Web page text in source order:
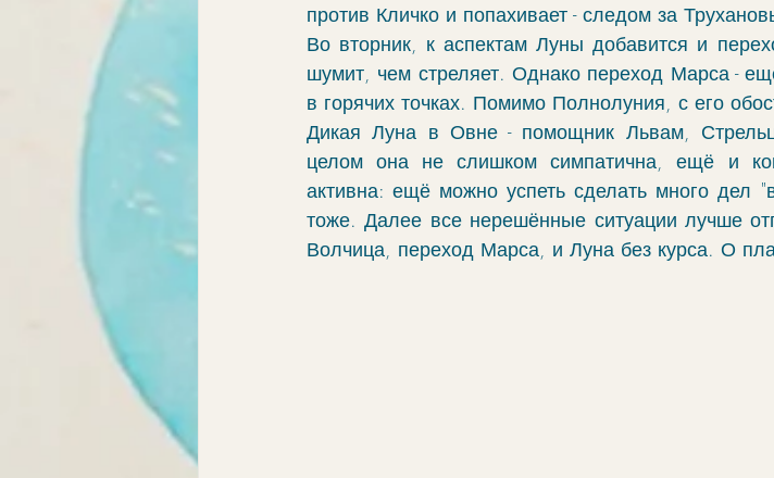
против Кличко и попахивает - следом за
Во вторник, к аспектам Луны добавится и
шумит, чем стреляет. Однако переход Марса -
в горячих точках. Помимо Полнолуния, с его
Дикая Луна в Овне - помощник Львам,
целом она не слишком симпатична, ещё и
активна: ещё можно успеть сделать много дел
тоже. Далее все нерешённые ситуации лучше
Волчица, переход Марса, и Луна без курса. О